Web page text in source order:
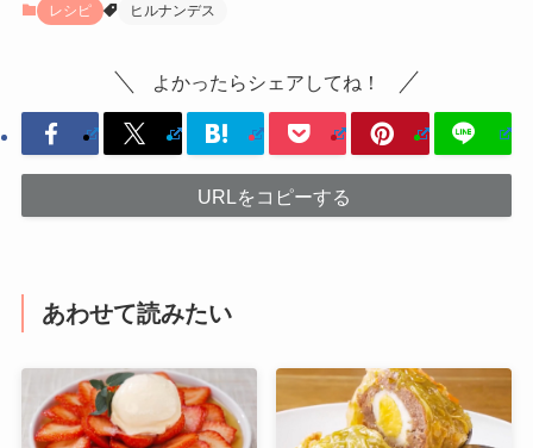
レシピ ヒルナンデス
よかったらシェアしてね！
URLをコピーする
あわせて読みたい